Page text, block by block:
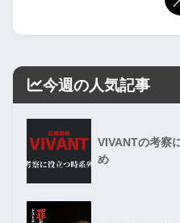
今週の人気記事
VIVANTの考察
め